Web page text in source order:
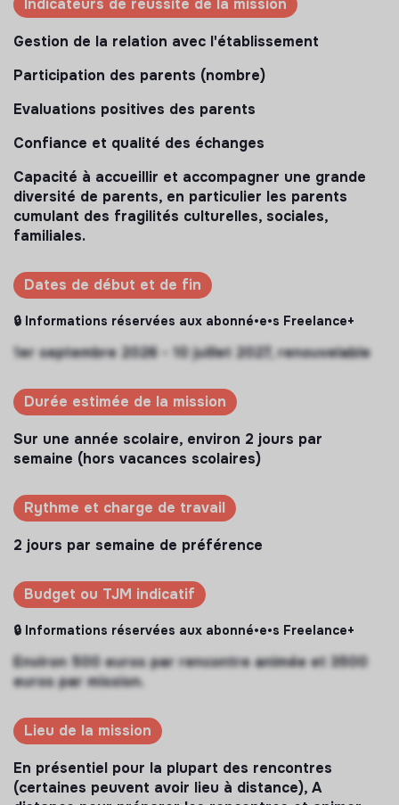
Indicateurs de réussite de la mission
Gestion de la relation avec l'établissement
Participation des parents (nombre)
Evaluations positives des parents
Confiance et qualité des échanges
Capacité à accueillir et accompagner une grande
diversité de parents, en particulier les parents
cumulant des fragilités culturelles, sociales,
familiales.
Dates de début et de fin
🔒 Informations réservées aux abonné•e•s Freelance+
1er septembre 2026 - 10 juillet 2027, renouvelable
Durée estimée de la mission
Sur une année scolaire, environ 2 jours par
semaine (hors vacances scolaires)
Rythme et charge de travail
2 jours par semaine de préférence
Budget ou TJM indicatif
🔒 Informations réservées aux abonné•e•s Freelance+
Environ 500 euros par rencontre animée et 3500
euros par mission.
Lieu de la mission
En présentiel pour la plupart des rencontres
(certaines peuvent avoir lieu à distance), A